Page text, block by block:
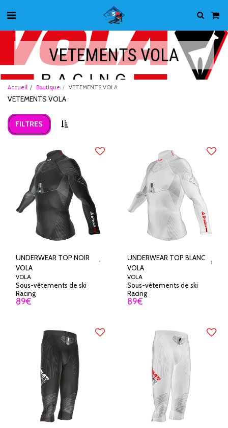
VETEMENTS VOLA
Accueil Boutique VETEMENTS VOLA
VETEMENTS VOLA
FILTRES
UNDERWEAR TOP NOIR
VOLA
1
VOLA
Sous-vêtements de ski
Racing
89€
UNDERWEAR TOP BLANC
VOLA
1
VOLA
Sous-vêtements de ski
Racing
89€